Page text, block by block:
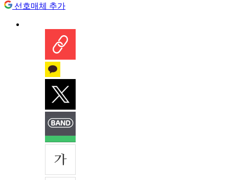
선호매체 추가